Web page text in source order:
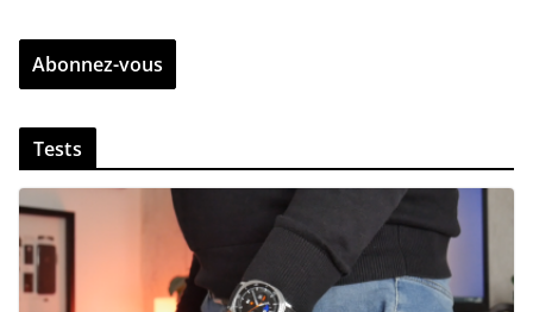
r
z
v
t
r
e
e
Abonnez-vous
Tests